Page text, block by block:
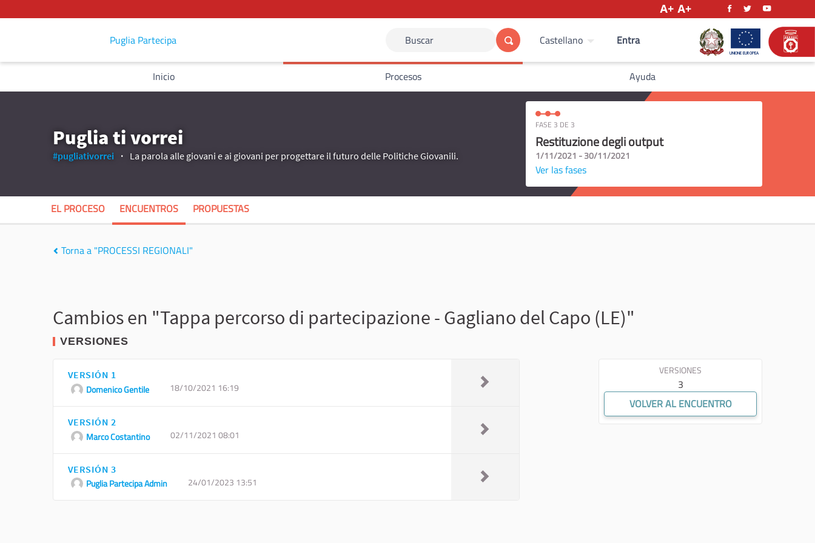
Puglia Partecipa Buscar Castellano Entra
Inicio Procesos Ayuda
Puglia ti vorrei
#pugliativorrei La parola alle giovani e ai giovani per progettare il futuro delle Politiche Giovanili.
FASE 3 DE 3
Restituzione degli output
1/11/2021 - 30/11/2021
Ver las fases
EL PROCESO ENCUENTROS PROPUESTAS
Torna a "PROCESSI REGIONALI"
Cambios en "Tappa percorso di partecipazione - Gagliano del Capo (LE)"
VERSIONES
VERSIÓN 1
Domenico Gentile 18/10/2021 16:19
VERSIÓN 2
Marco Costantino 02/11/2021 08:01
VERSIÓN 3
Puglia Partecipa Admin 24/01/2023 13:51
VERSIONES
3
VOLVER AL ENCUENTRO